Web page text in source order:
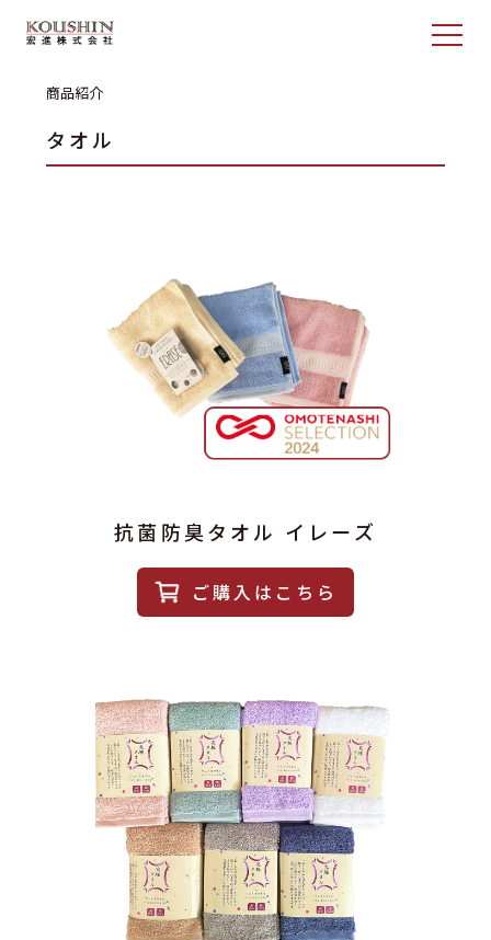
商品紹介
タオル
抗菌防臭タオル イレーズ
ご購入はこちら